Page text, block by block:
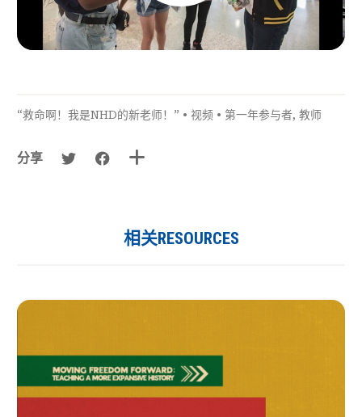
“救命啊！我是NHD的新老师！” • 视频 • 第一年参与者, 教师
分享
相关RESOURCES